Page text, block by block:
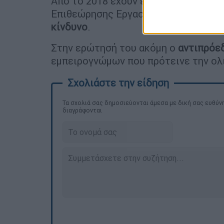
Επιθεώρησης Εργασίας για λάθος
κίνδυνο.
Στην ερώτησή του ακόμη ο
εμπειρογνώμων που πρότεινε την
Τα σχολιά σας δημοσιεύονται άμεσα με δική σας
διαγράφονται